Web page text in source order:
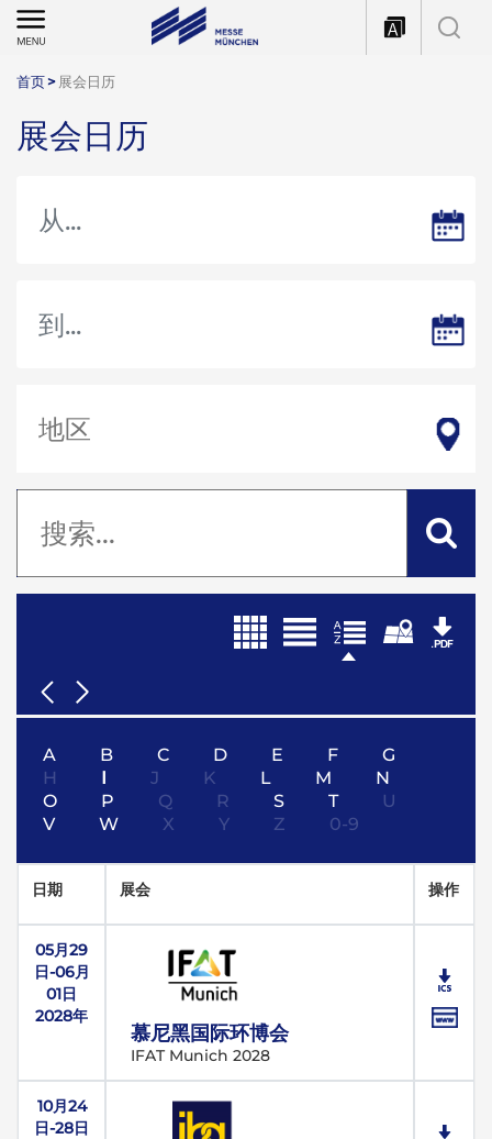
首页> 展会日历
展会日历
A B C D E F
G
H
I J K L M
N
O
P Q R S T
U
V
W X Y Z 0-9
日期 展会 操作
05月29
日-06月
01日
2028年
慕尼黑国际环博会
IFAT Munich 2028
10月24
日-28日